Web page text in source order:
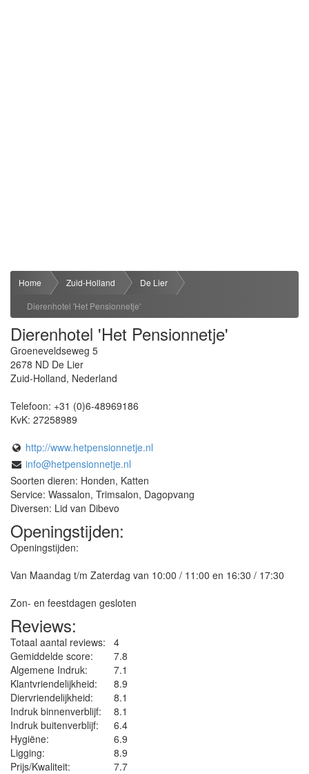
Home Zuid-Holland
De Lier
Dierenhotel 'Het Pensionnetje'
Dierenhotel 'Het Pensionnetje'
Groeneveldseweg 5
2678 ND De Lier
Zuid-Holland, Nederland
Telefoon: +31 (0)6-48969186
KvK: 27258989
http://www.hetpensionnetje.nl
info@hetpensionnetje.nl
Soorten dieren: Honden, Katten
Service: Wassalon, Trimsalon, Dagopvang
Diversen: Lid van Dibevo
Openingstijden:
Openingstijden:
Van Maandag t/m Zaterdag van 10:00 / 11:00 en 16:30 / 17:30
Zon- en feestdagen gesloten
Reviews:
Totaal aantal reviews:
4
Gemiddelde score:
7.8
Algemene Indruk:
7.1
Klantvriendelijkheid:
8.9
Diervriendelijkheid:
8.1
Indruk binnenverblijf:
8.1
Indruk buitenverblijf:
6.4
Hygiëne‎:
6.9
Ligging:
8.9
Prijs/Kwaliteit:
7.7